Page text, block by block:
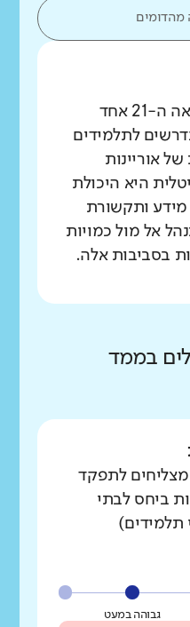
מהדומים
בעידן הדיגיטלי של המאה ה-21 אחד
לתלמידים
אוריינות
היא היכולת
ותקשורת
אל מול כמויות
בסביבות אלה.
בממד
מצליחים לתפקד
ביחס לבתי
תלמידים)
גבוהה במעט